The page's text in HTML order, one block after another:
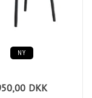
NY
DKK